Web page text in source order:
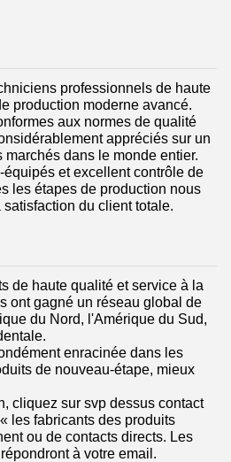
professionnels de haute
production moderne avancé.
aux normes de qualité
appréciés sur un
dans le monde entier.
et excellent contrôle de
les étapes de production nous
du client totale.
de haute qualité et service à la
ont gagné un réseau global de
du Nord, l'Amérique du Sud,
enracinée dans les
de nouveau-étape, mieux
cliquez sur svp dessus contact
les fabricants des produits
ou de contacts directs. Les
à votre email.